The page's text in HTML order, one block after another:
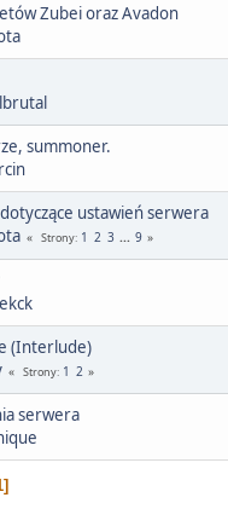
Zubei oraz Avadon
summoner.
ustawień serwera
Strony 1 2 3 ... 9
(Interlude)
Strony 1 2
serwera